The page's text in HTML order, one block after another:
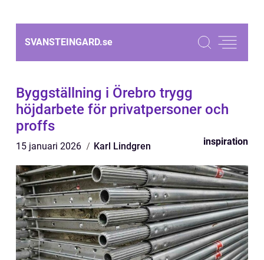
SVANSTEINGARD.se
Byggställning i Örebro trygg
höjdarbete för privatpersoner och
proffs
15 januari 2026 Karl Lindgren inspiration